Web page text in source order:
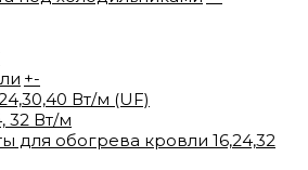
+-
Вт/м (UF)
32 Вт/м
для обогрева кровли 16,24,32